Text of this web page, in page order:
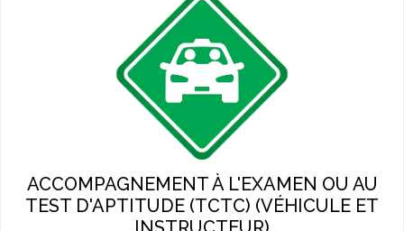
ACCOMPAGNEMENT À L'EXAMEN OU AU
TEST D'APTITUDE (TCTC) (VÉHICULE ET